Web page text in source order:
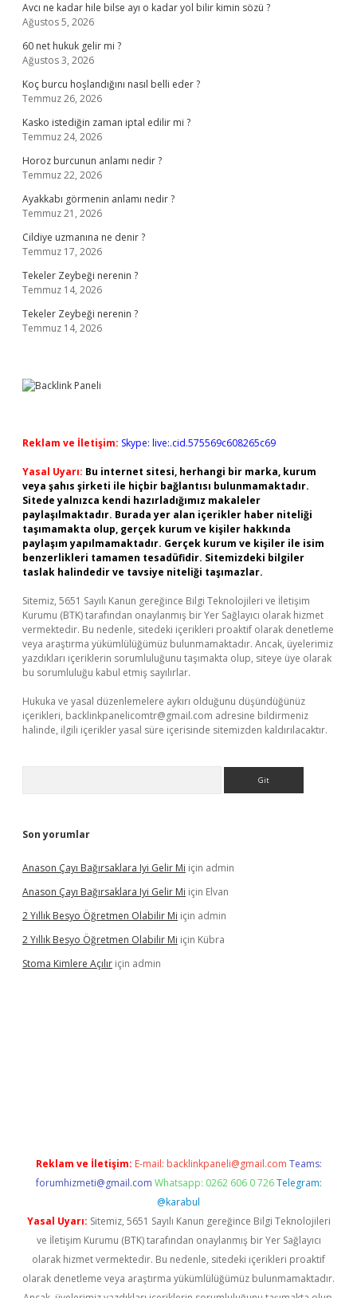
Avcı ne kadar hile bilse ayı o kadar yol bilir kimin sözü ?
Ağustos 5, 2026
60 net hukuk gelir mi ?
Ağustos 3, 2026
Koç burcu hoşlandığını nasıl belli eder ?
Temmuz 26, 2026
Kasko istediğin zaman iptal edilir mi ?
Temmuz 24, 2026
Horoz burcunun anlamı nedir ?
Temmuz 22, 2026
Ayakkabı görmenin anlamı nedir ?
Temmuz 21, 2026
Cildiye uzmanına ne denir ?
Temmuz 17, 2026
Tekeler Zeybeği nerenin ?
Temmuz 14, 2026
Tekeler Zeybeği nerenin ?
Temmuz 14, 2026
Reklam ve İletişim: Skype: live:.cid.575569c608265c69
Yasal Uyarı: Bu internet sitesi, herhangi bir marka, kurum
veya şahıs şirketi ile hiçbir bağlantısı bulunmamaktadır.
Sitede yalnızca kendi hazırladığımız makaleler
paylaşılmaktadır. Burada yer alan içerikler haber niteliği
taşımamakta olup, gerçek kurum ve kişiler hakkında
paylaşım yapılmamaktadır. Gerçek kurum ve kişiler ile isim
benzerlikleri tamamen tesadüfidir. Sitemizdeki bilgiler
taslak halindedir ve tavsiye niteliği taşımazlar.
Sitemiz, 5651 Sayılı Kanun gereğince Bilgi Teknolojileri ve İletişim
Kurumu (BTK) tarafından onaylanmış bir Yer Sağlayıcı olarak hizmet
vermektedir. Bu nedenle, sitedeki içerikleri proaktif olarak denetleme
veya araştırma yükümlülüğümüz bulunmamaktadır. Ancak, üyelerimiz
yazdıkları içeriklerin sorumluluğunu taşımakta olup, siteye üye olarak
bu sorumluluğu kabul etmiş sayılırlar.
Hukuka ve yasal düzenlemelere aykırı olduğunu düşündüğünüz
içerikleri, backlinkpanelicomtr@gmail.com adresine bildirmeniz
halinde, ilgili içerikler yasal süre içerisinde sitemizden kaldırılacaktır.
Son yorumlar
Anason Çayı Bağırsaklara Iyi Gelir Mi için admin
Anason Çayı Bağırsaklara Iyi Gelir Mi için Elvan
2 Yıllık Besyo Öğretmen Olabilir Mi için admin
2 Yıllık Besyo Öğretmen Olabilir Mi için Kübra
Stoma Kimlere Açılır için admin
Reklam ve İletişim: E-mail: backlinkpaneli@gmail.com Teams:
forumhizmeti@gmail.com Whatsapp: 0262 606 0 726 Telegram:
@karabul
Yasal Uyarı: Sitemiz, 5651 Sayılı Kanun gereğince Bilgi Teknolojileri
ve İletişim Kurumu (BTK) tarafından onaylanmış bir Yer Sağlayıcı
olarak hizmet vermektedir. Bu nedenle, sitedeki içerikleri proaktif
olarak denetleme veya araştırma yükümlülüğümüz bulunmamaktadır.